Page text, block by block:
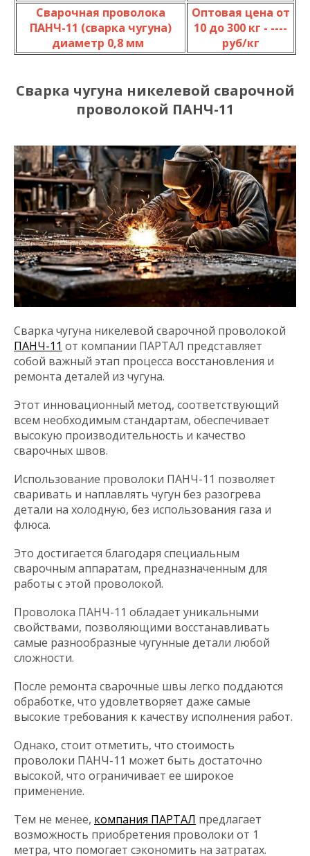
Сварочная проволока
ПАНЧ-11 (сварка чугуна)
диаметр 0,8 мм
Оптовая цена от
10 до 300 кг - ----
руб/кг
Сварка чугуна никелевой сварочной
проволокой ПАНЧ-11
Сварка чугуна никелевой сварочной проволокой
ПАНЧ-11 от компании ПАРТАЛ представляет
собой важный этап процесса восстановления и
ремонта деталей из чугуна.
Этот инновационный метод, соответствующий
всем необходимым стандартам, обеспечивает
высокую производительность и качество
сварочных швов.
Использование проволоки ПАНЧ-11 позволяет
сваривать и наплавлять чугун без разогрева
детали на холодную, без использования газа и
флюса.
Это достигается благодаря специальным
сварочным аппаратам, предназначенным для
работы с этой проволокой.
Проволока ПАНЧ-11 обладает уникальными
свойствами, позволяющими восстанавливать
самые разнообразные чугунные детали любой
сложности.
После ремонта сварочные швы легко поддаются
обработке, что удовлетворяет даже самые
высокие требования к качеству исполнения работ.
Однако, стоит отметить, что стоимость
проволоки ПАНЧ-11 может быть достаточно
высокой, что ограничивает ее широкое
применение.
Тем не менее, компания ПАРТАЛ предлагает
возможность приобретения проволоки от 1
метра, что помогает сэкономить на затратах.